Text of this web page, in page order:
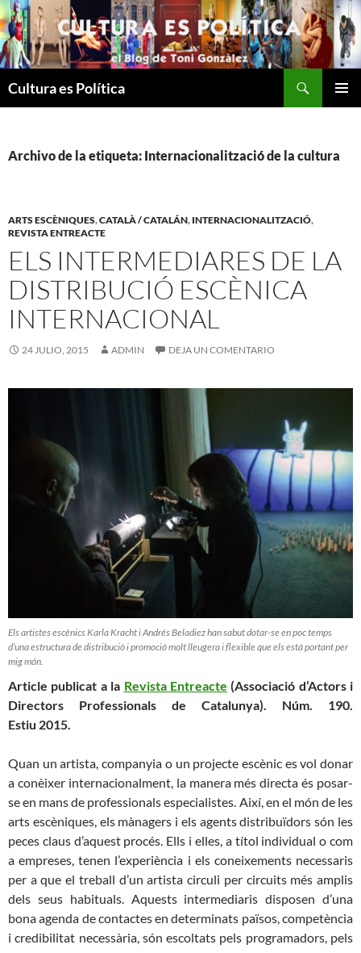
Saltar
al
contenido
Cultura es Política
Archivo de la etiqueta: Internacionalització de la cultura
ARTS ESCÈNIQUES,CATALÀ / CATALÁN, INTERNACIONALITZACIÓ,
REVISTA ENTREACTE
ELS INTERMEDIARES DE LA
DISTRIBUCIÓ ESCÈNICA
INTERNACIONAL
24 JULIO, 2015 ADMIN DEJA UN COMENTARIO
Els artistes escènics Karla Kracht i Andrés Beladiez han sabut dotar-se en poc temps
d’una estructura de distribució i promoció molt lleugera i flexible que els està portant per
mig món.
Article publicat a la Revista Entreacte (Associació d’Actors i
Directors Professionals de Catalunya). Núm. 190.
Estiu 2015.
Quan un artista, companyia o un projecte escènic es vol donar
a conèixer internacionalment, la manera més directa és posar-
se en mans de professionals especialistes. Així, en el món de les
arts escèniques, els mànagers i els agents distribuïdors són les
peces claus d’aquest procés. Ells i elles, a títol individual o com
a empreses, tenen l’experiència i els coneixements necessaris
per a que el treball d’un artista circuli per circuits més amplis
dels seus habituals. Aquests intermediaris disposen d’una
bona agenda de contactes en determinats països, competència
i credibilitat necessària, són escoltats pels programadors, pels